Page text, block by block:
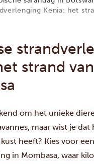
Kenia: het
strand van
om het unieke
maar wist je dat
heeft? Kies voor
in Mombasa, waar